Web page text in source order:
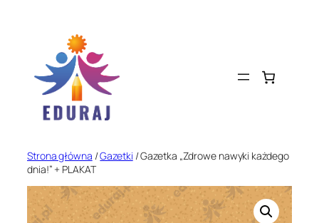
Strona główna /Gazetki / Gazetka „Zdrowe nawyki każdego
dnia!” + PLAKAT